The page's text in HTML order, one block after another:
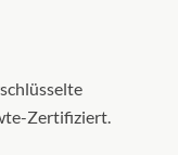
Zertifiziert.